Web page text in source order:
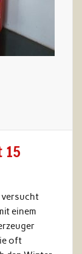
15
versucht
einem
oft